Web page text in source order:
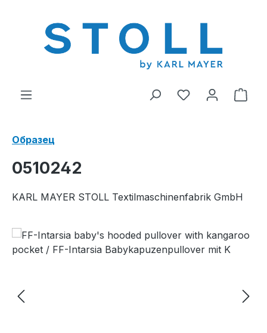
У вас есть В
Образец
0510242
KARL MAYER STOLL Textilmaschinenfabrik GmbH
Пропустить галерею изображений